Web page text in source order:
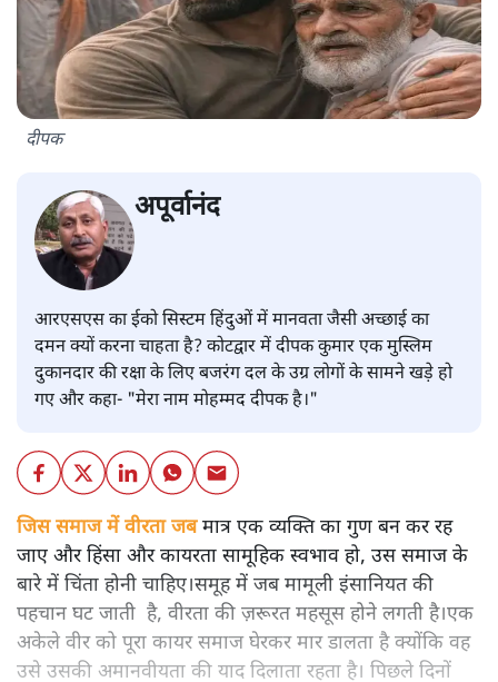
दीपक
अपूर्वानंद
आरएसएस का ईको सिस्टम हिंदुओं में मानवता जैसी अच्छाई का
दमन क्यों करना चाहता है? कोटद्वार में दीपक कुमार एक मुस्लिम
दुकानदार की रक्षा के लिए बजरंग दल के उग्र लोगों के सामने खड़े हो
गए और कहा- "मेरा नाम मोहम्मद दीपक है।"
जिस समाज में वीरता जबमात्र एक व्यक्ति का गुण बन कर रह
जाए और हिंसा और कायरता सामूहिक स्वभाव हो, उस समाज के
बारे में चिंता होनी चाहिए।समूह में जब मामूली इंसानियत की
पहचान घट जाती है, वीरता की ज़रूरत महसूस होने लगती है।एक
अकेले वीर को पूरा कायर समाज घेरकर मार डालता है क्योंकि वह
उसे उसकी अमानवीयता की याद दिलाता रहता है। पिछले दिनों